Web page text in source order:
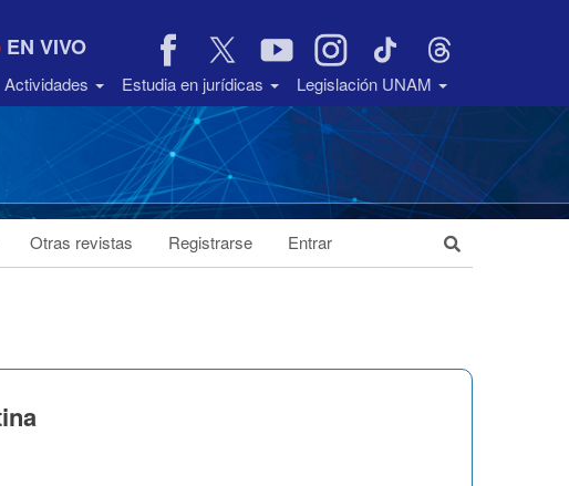
EN VIVO
Actividades Estudia en jurídicas Legislación UNAM
Otras revistas Registrarse Entrar